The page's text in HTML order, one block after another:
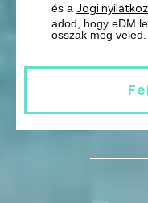
és a Jogi
adod, hogy eDM
osszak meg veled.